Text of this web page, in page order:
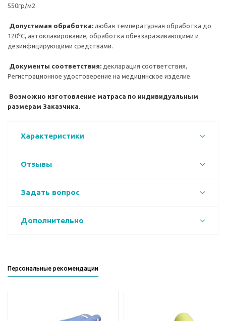
550гр/м2.
Допустимая обработка: любая температурная обработка до
120⁰С, автоклавирование, обработка обеззараживающими и
дезинфицирующими средствами.
Документы соответствия: декларация соответствия,
Регистрационное удостоверение на медицинское изделие.
Возможно изготовление матраса по индивидуальным
размерам Заказчика.
Характеристики
Отзывы
Задать вопрос
Дополнительно
Персональные рекомендации